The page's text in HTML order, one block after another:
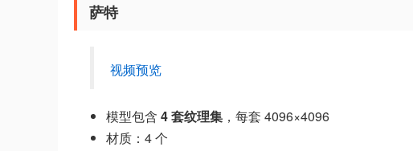
萨特
视频预览
模型包含 4 套纹理集 ，每套 4096×4096
材质：4 个